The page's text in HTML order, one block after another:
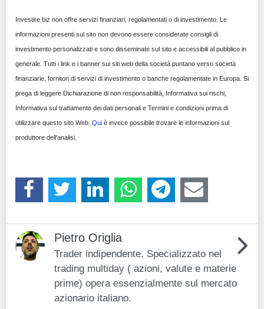
Investire.biz non offre servizi finanziari, regolamentati o di investimento. Le
informazioni presenti sul sito non devono essere considerate consigli di
investimento personalizzati e sono disseminate sul sito e accessibili al pubblico in
generale. Tutti i link e i banner sui siti web della società puntano verso società
finanziarie, fornitori di servizi di investimento o banche regolamentate in Europa. Si
prega di leggere Dichiarazione di non responsabilità, Informativa sui rischi,
Informativa sul trattamento dei dati personali e Termini e condizioni prima di
utilizzare questo sito Web. Qui è invece possibile trovare le informazioni sul
produttore dell'analisi.
Pietro Origlia
Trader indipendente. Specializzato nel
trading multiday ( azioni, valute e materie
prime) opera essenzialmente sul mercato
azionario italiano.